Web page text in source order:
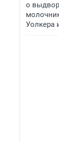
о
Уолкера